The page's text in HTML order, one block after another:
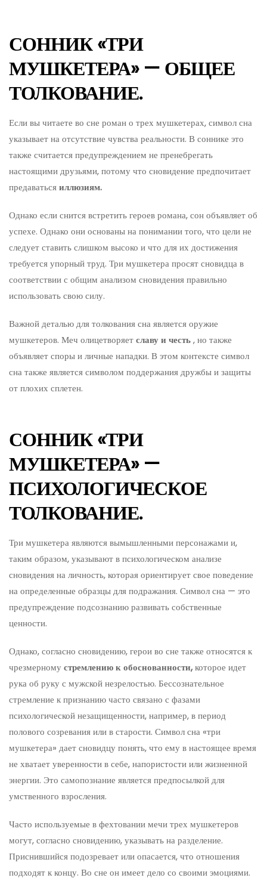
СОННИК «ТРИ
МУШКЕТЕРА» — ОБЩЕЕ
ТОЛКОВАНИЕ.
Если вы читаете во сне роман о трех мушкетерах, символ сна
указывает на отсутствие чувства реальности. В соннике это
также считается предупреждением не пренебрегать
настоящими друзьями, потому что сновидение предпочитает
предаватьсяиллюзиям.
Однако если снится встретить героев романа, сон объявляет об
успехе. Однако они основаны на понимании того, что цели не
следует ставить слишком высоко и что для их достижения
требуется упорный труд. Три мушкетера просят сновидца в
соответствии с общим анализом сновидения правильно
использовать свою силу.
Важной деталью для толкования сна является оружие
мушкетеров. Меч олицетворяетславу и честь, но также
объявляет споры и личные нападки. В этом контексте символ
сна также является символом поддержания дружбы и защиты
от плохих сплетен.
СОННИК «ТРИ
МУШКЕТЕРА» —
ПСИХОЛОГИЧЕСКОЕ
ТОЛКОВАНИЕ.
Три мушкетера являются вымышленными персонажами и,
таким образом, указывают в психологическом анализе
сновидения на личность, которая ориентирует свое поведение
на определенные образцы для подражания. Символ сна — это
предупреждение подсознанию развивать собственные
ценности.
Однако, согласно сновидению, герои во сне также относятся к
чрезмерномустремлению к обоснованности,которое идет
рука об руку с мужской незрелостью. Бессознательное
стремление к признанию часто связано с фазами
психологической незащищенности, например, в период
полового созревания или в старости. Символ сна «три
мушкетера» дает сновидцу понять, что ему в настоящее время
не хватает уверенности в себе, напористости или жизненной
энергии. Это самопознание является предпосылкой для
умственного взросления.
Часто используемые в фехтовании мечи трех мушкетеров
могут, согласно сновидению, указывать на разделение.
Приснившийся подозревает или опасается, что отношения
подходят к концу. Во сне он имеет дело со своими эмоциями.